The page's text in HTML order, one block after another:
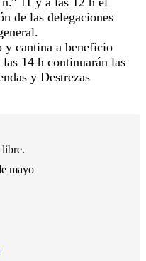
de las delegaciones
y cantina a beneficio
14 h continuarán las
y Destrezas
libre.
mayo